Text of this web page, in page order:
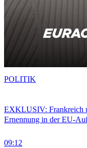
EXKLUSIV: Frankreich
Ernennung in der EU-
09:12
POLITIK